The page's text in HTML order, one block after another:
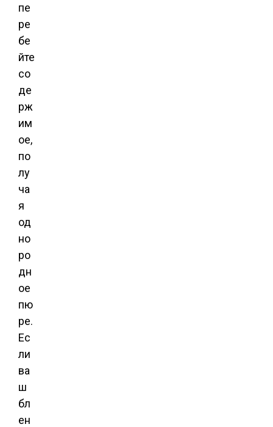
пе
ре
бе
йте
со
де
рж
им
ое,
по
лу
ча
я
од
но
ро
дн
ое
пю
ре.
Ес
ли
ва
ш
бл
ен